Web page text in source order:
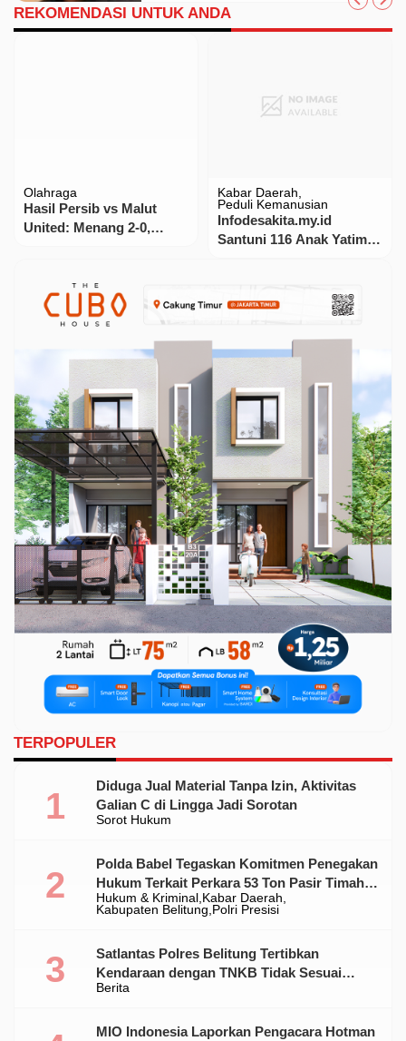
REKOMENDASI UNTUK ANDA
Olahraga
Hasil Persib vs Malut
United: Menang 2-0,
Kabar Daerah
Peduli Kemanusian
Infodesakita.my.id
Santuni 116 Anak Yatim
TERPOPULER
Sorot Hukum
Diduga Jual Material Tanpa Izin, Aktivitas
Galian C di Lingga Jadi Sorotan
Hukum & Kriminal Kabar Daerah
Kabupaten Belitung Polri Presisi
Polda Babel Tegaskan Komitmen Penegakan
Hukum Terkait Perkara 53 Ton Pasir Timah
Ilegal Di Belitung
Berita
Satlantas Polres Belitung Tertibkan
Kendaraan dengan TNKB Tidak Sesuai
Standar
MIO Indonesia Laporkan Pengacara Hotman